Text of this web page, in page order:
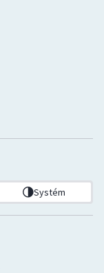
Systém